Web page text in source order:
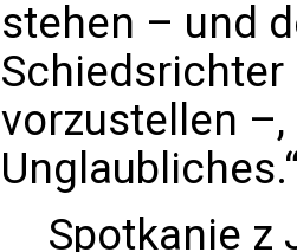
stehen – und
vorzustellen
Spotkanie z